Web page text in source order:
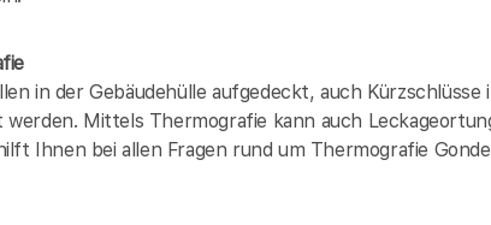
in der Gebäudehülle aufgedeckt, auch Kürzschlüsse
Mittels Thermografie kann auch
Ihnen bei allen Fragen rund um Thermografie